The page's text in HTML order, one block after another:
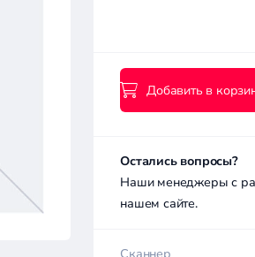
Добавить в
Остались вопросы?
Наши менеджеры с
нашем сайте.